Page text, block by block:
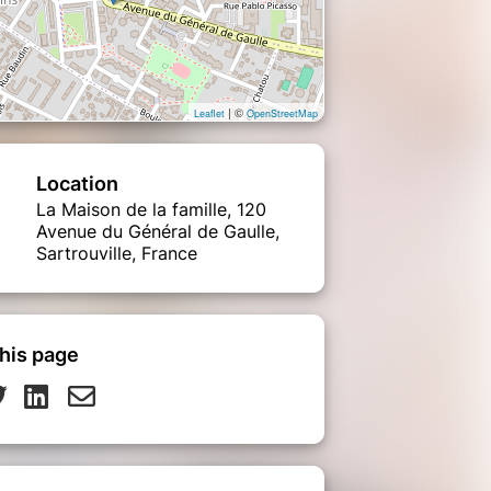
Leaflet | © OpenStreetMap
Location
La Maison de la famille, 120
Avenue du Général de Gaulle,
Sartrouville, France
page